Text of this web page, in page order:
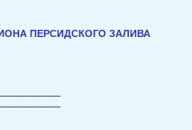
ПЕРСИДСКОГО ЗАЛИВА